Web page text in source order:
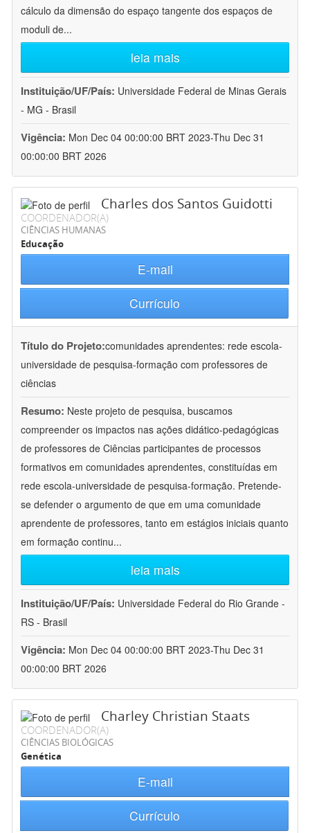
cálculo da dimensão do espaço tangente dos espaços de
moduli de...
leia mais
Instituição/UF/País: Universidade Federal de Minas Gerais
- MG - Brasil
Vigência: Mon Dec 04 00:00:00 BRT 2023-Thu Dec 31
00:00:00 BRT 2026
Charles dos Santos Guidotti
COORDENADOR(A)
CIÊNCIAS HUMANAS
Educação
E-mail
Currículo
Título do Projeto:comunidades aprendentes: rede escola-
universidade de pesquisa-formação com professores de
ciências
Resumo: Neste projeto de pesquisa, buscamos
compreender os impactos nas ações didático-pedagógicas
de professores de Ciências participantes de processos
formativos em comunidades aprendentes, constituídas em
rede escola-universidade de pesquisa-formação. Pretende-
se defender o argumento de que em uma comunidade
aprendente de professores, tanto em estágios iniciais quanto
em formação continu...
leia mais
Instituição/UF/País: Universidade Federal do Rio Grande -
RS - Brasil
Vigência: Mon Dec 04 00:00:00 BRT 2023-Thu Dec 31
00:00:00 BRT 2026
Charley Christian Staats
COORDENADOR(A)
CIÊNCIAS BIOLÓGICAS
Genética
E-mail
Currículo